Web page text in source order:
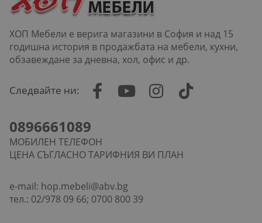
ХОП Мебели е верига магазини в София и над 15
годишна история в продажбата на мебели, кухни,
обзавеждане за дневна, хол, офис и др.
Следвайте ни:
0896661089
МОБИЛЕН ТЕЛЕФОН
ЦЕНА СЪГЛАСНО ТАРИФНИЯ ВИ ПЛАН
e-mail: hop.mebeli@abv.bg
тел.: 02/978 09 66; 0700 800 39